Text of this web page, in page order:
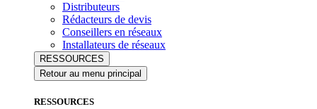
Distributeurs
Rédacteurs de devis
Conseillers en réseaux
Installateurs de réseaux
RESSOURCES
Retour au menu principal
RESSOURCES